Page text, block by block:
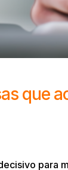
que
para